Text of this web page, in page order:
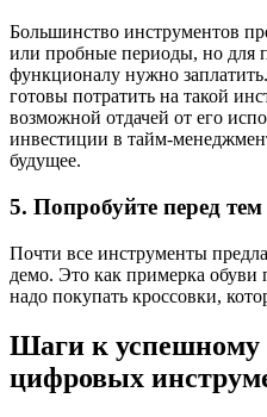
Большинство инструментов
или пробные периоды, но для
функционалу нужно
готовы потратить на такой
возможной отдачей от его
инвестиции в тайм-
будущее.
5. Попробуйте перед
Почти все инструменты
демо. Это как примерка
надо покупать кроссовки,
Шаги к успешному
цифровых